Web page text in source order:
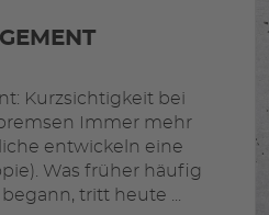
Kurzsichtigkeit bei
Immer mehr
entwickeln eine
Was früher häufig
tritt heute ...